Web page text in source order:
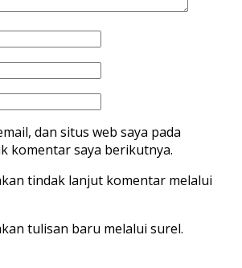
dan situs web saya pada
komentar saya berikutnya.
tindak lanjut komentar melalui
tulisan baru melalui surel.